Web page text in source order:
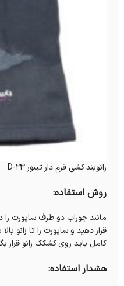
زانوبند کشی فرم دار تینور D-23
روش استفاده:
مانند جوراب دو طرف ساپورت را
قرار دهید و ساپورت را تا زانو
کامل باید روی کشکک زانو قرار
هشدار استفاده: